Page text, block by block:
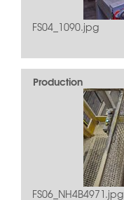
FS04_1090.jpg
Production
FS06_NH4B4971.jpg